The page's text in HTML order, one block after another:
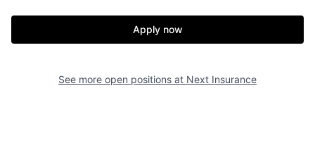
Apply now
See more open positions at Next Insurance